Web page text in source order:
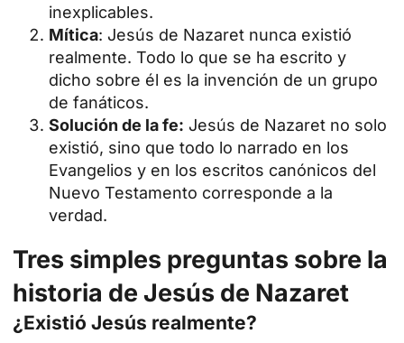
inexplicables.
Mítica: Jesús de Nazaret nunca existió
realmente. Todo lo que se ha escrito y
dicho sobre él es la invención de un grupo
de fanáticos.
Solución de la fe: Jesús de Nazaret no solo
existió, sino que todo lo narrado en los
Evangelios y en los escritos canónicos del
Nuevo Testamento corresponde a la
verdad.
Tres simples preguntas sobre la
historia de Jesús de Nazaret
¿Existió Jesús realmente?